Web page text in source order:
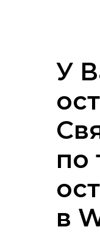
У
по
в